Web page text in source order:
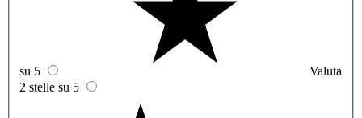
su 5
Valuta
2 stelle su 5